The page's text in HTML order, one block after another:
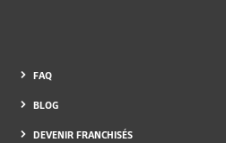
FAQ
BLOG
DEVENIR FRANCHISÉS